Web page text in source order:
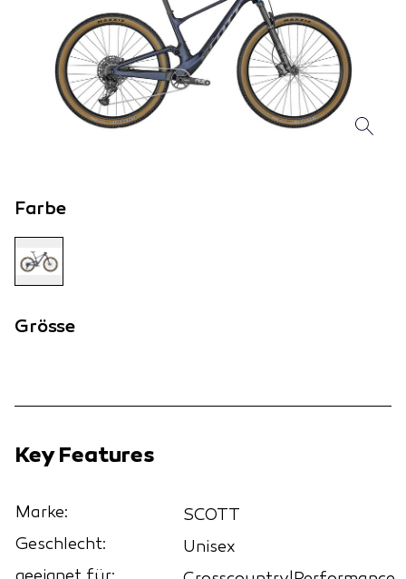
Farbe
Grösse
Key Features
Marke:
SCOTT
Geschlecht:
Unisex